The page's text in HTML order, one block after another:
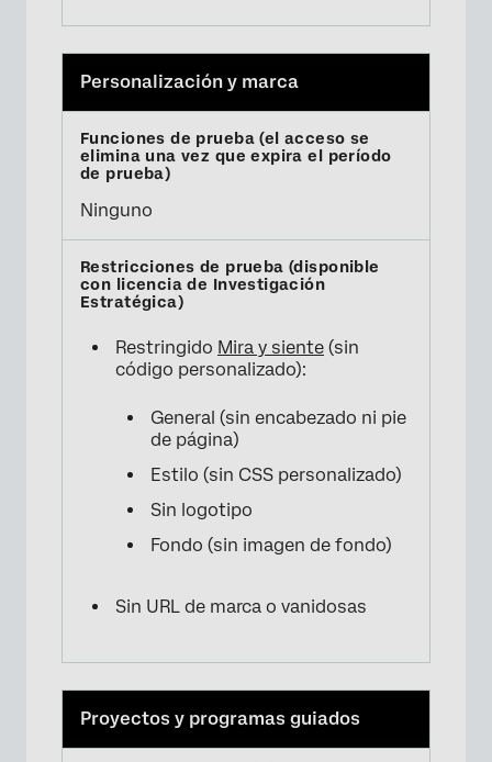
Personalización y marca
Ninguno
Restringido Mira y siente (sin
código personalizado):
General (sin encabezado ni pie
de página)
Estilo (sin CSS personalizado)
Sin logotipo
Fondo (sin imagen de fondo)
Sin URL de marca o vanidosas
Proyectos y programas guiados